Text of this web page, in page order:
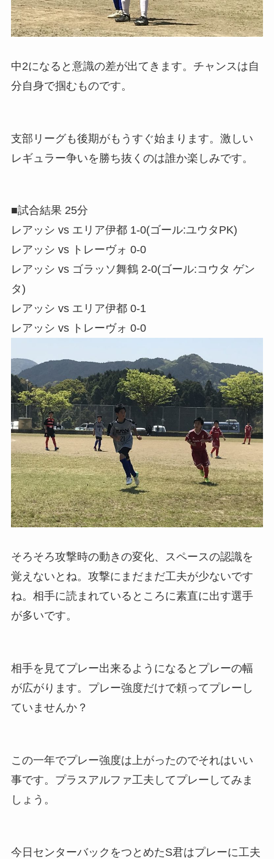
中2になると意識の差が出てきます。チャンスは自
分自身で掴むものです。
支部リーグも後期がもうすぐ始まります。激しい
レギュラー争いを勝ち抜くのは誰か楽しみです。
■試合結果 25分
レアッシ vs エリア伊都 1-0(ゴール:ユウタPK)
レアッシ vs トレーヴォ 0-0
レアッシ vs ゴラッソ舞鶴 2-0(ゴール:コウタ ゲン
タ)
レアッシ vs エリア伊都 0-1
レアッシ vs トレーヴォ 0-0
そろそろ攻撃時の動きの変化、スペースの認識を
覚えないとね。攻撃にまだまだ工夫が少ないです
ね。相手に読まれているところに素直に出す選手
が多いです。
相手を見てプレー出来るようになるとプレーの幅
が広がります。プレー強度だけで頼ってプレーし
ていませんか？
この一年でプレー強度は上がったのでそれはいい
事です。プラスアルファ工夫してプレーしてみま
しょう。
今日センターバックをつとめたS君はプレーに工夫